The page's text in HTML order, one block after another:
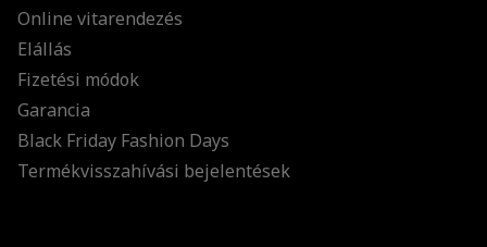
Online vitarendezés
Elállás
Fizetési módok
Garancia
Black Friday Fashion Days
Termékvisszahívási bejelentések